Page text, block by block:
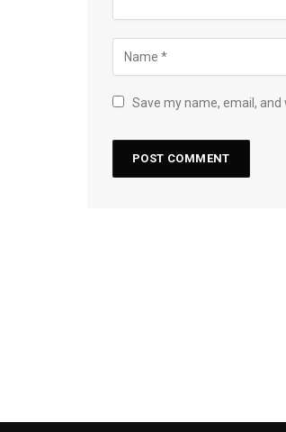
Save my name, email,